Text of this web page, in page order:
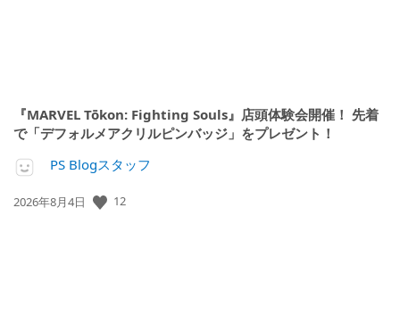
『MARVEL Tōkon: Fighting Souls』店頭体験会開催！ 先着
で「デフォルメアクリルピンバッジ」をプレゼント！
PS Blogスタッフ
公
2026年8月4日 12